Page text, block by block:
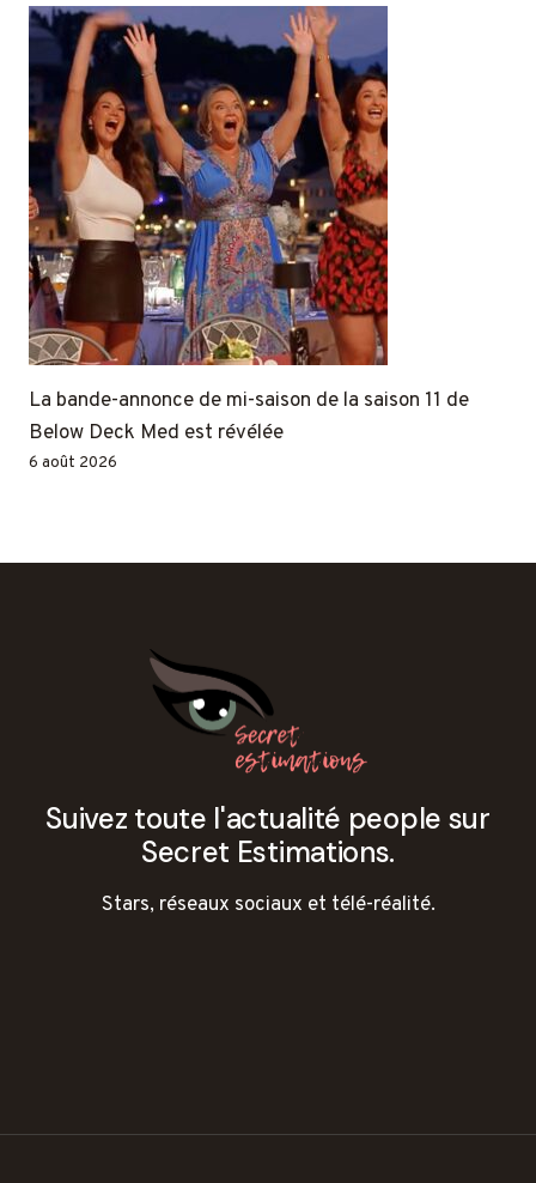
La bande-annonce de mi-saison de la saison 11 de
Below Deck Med est révélée
6 août 2026
Suivez toute l'actualité people sur
Secret Estimations.
Stars, réseaux sociaux et télé-réalité.